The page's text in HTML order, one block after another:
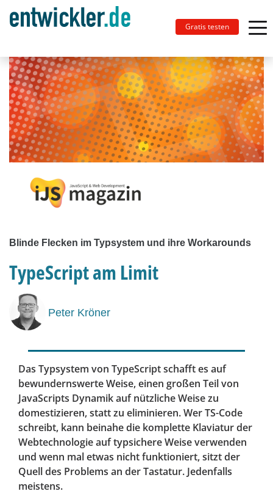
Gratis testen
Blinde Flecken im Typsystem und ihre Workarounds
TypeScript am Limit
Peter Kröner
Das Typsystem von TypeScript schafft es auf
bewundernswerte Weise, einen großen Teil von
JavaScripts Dynamik auf nützliche Weise zu
domestizieren, statt zu eliminieren. Wer TS-Code
schreibt, kann beinahe die komplette Klaviatur der
Webtechnologie auf typsichere Weise verwenden
und wenn mal etwas nicht funktioniert, sitzt der
Quell des Problems an der Tastatur. Jedenfalls
meistens.